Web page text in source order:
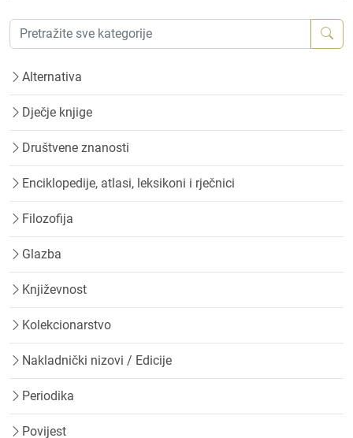
Alternativa
Dječje knjige
Društvene znanosti
Enciklopedije, atlasi, leksikoni i rječnici
Filozofija
Glazba
Književnost
Kolekcionarstvo
Nakladnički nizovi / Edicije
Periodika
Povijest